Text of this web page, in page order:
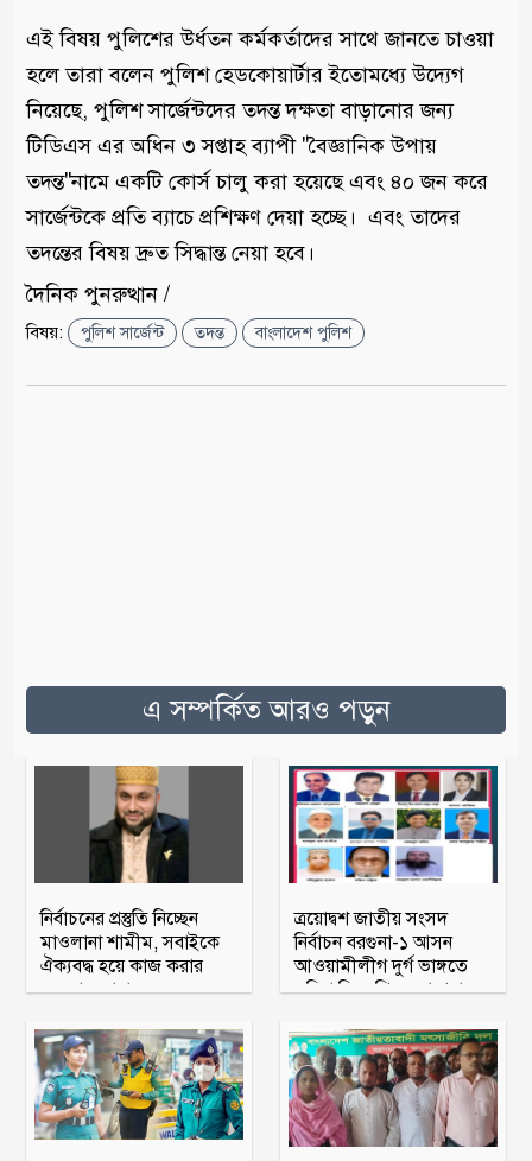
এই বিষয় পুলিশের উর্ধতন কর্মকর্তাদের সাথে জানতে চাওয়া
হলে তারা বলেন পুলিশ হেডকোয়ার্টার ইতোমধ্যে উদ্যেগ
নিয়েছে, পুলিশ সার্জেন্টদের তদন্ত দক্ষতা বাড়ানোর জন্য
টিডিএস এর অধিন ৩ সপ্তাহ ব্যাপী "বৈজ্ঞানিক উপায়
তদন্ত"নামে একটি কোর্স চালু করা হয়েছে এবং ৪০ জন করে
সার্জেন্টকে প্রতি ব্যাচে প্রশিক্ষণ দেয়া হচ্ছে। এবং তাদের
তদন্তের বিষয় দ্রুত সিদ্ধান্ত নেয়া হবে।
দৈনিক পুনরুত্থান /
বিষয়: পুলিশ সার্জেন্ট তদন্ত বাংলাদেশ পুলিশ
এ সম্পর্কিত আরও পড়ুন
নির্বাচনের প্রস্তুতি নিচ্ছেন
মাওলানা শামীম, সবাইকে
ঐক্যবদ্ধ হয়ে কাজ করার
অহব্বান জানান
ত্রয়োদ্বশ জাতীয় সংসদ
নির্বাচন বরগুনা-১ আসন
আওয়ামীলীগ দুর্গ ভাঙ্গতে
মরিয়া বিএনপি ও জামায়াত